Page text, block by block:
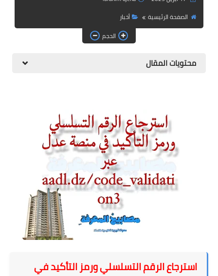
الدراسة بالمراسلة و التعليم
عن بعد
دليل المواطن الجزائري
الصفحة الرئيسية
أخبار
الحجم
محتويات المقال
استرجاع الرقم التسلسلي ورمز التأكيد في